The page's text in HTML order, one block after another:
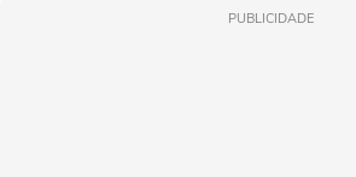
PUBLICIDADE